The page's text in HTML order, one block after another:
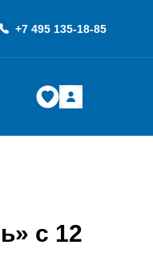
+7 495 135-18-85
с 12